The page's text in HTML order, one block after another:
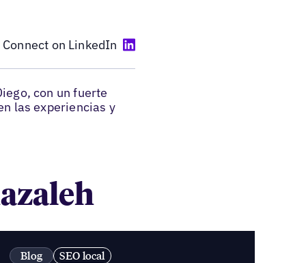
Connect on LinkedIn
con un fuerte
las experiencias y
Blog SEO local